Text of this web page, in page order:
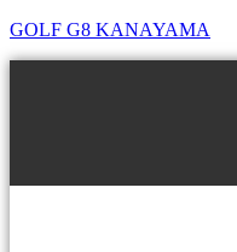
GOLF G8 KANAYAMA